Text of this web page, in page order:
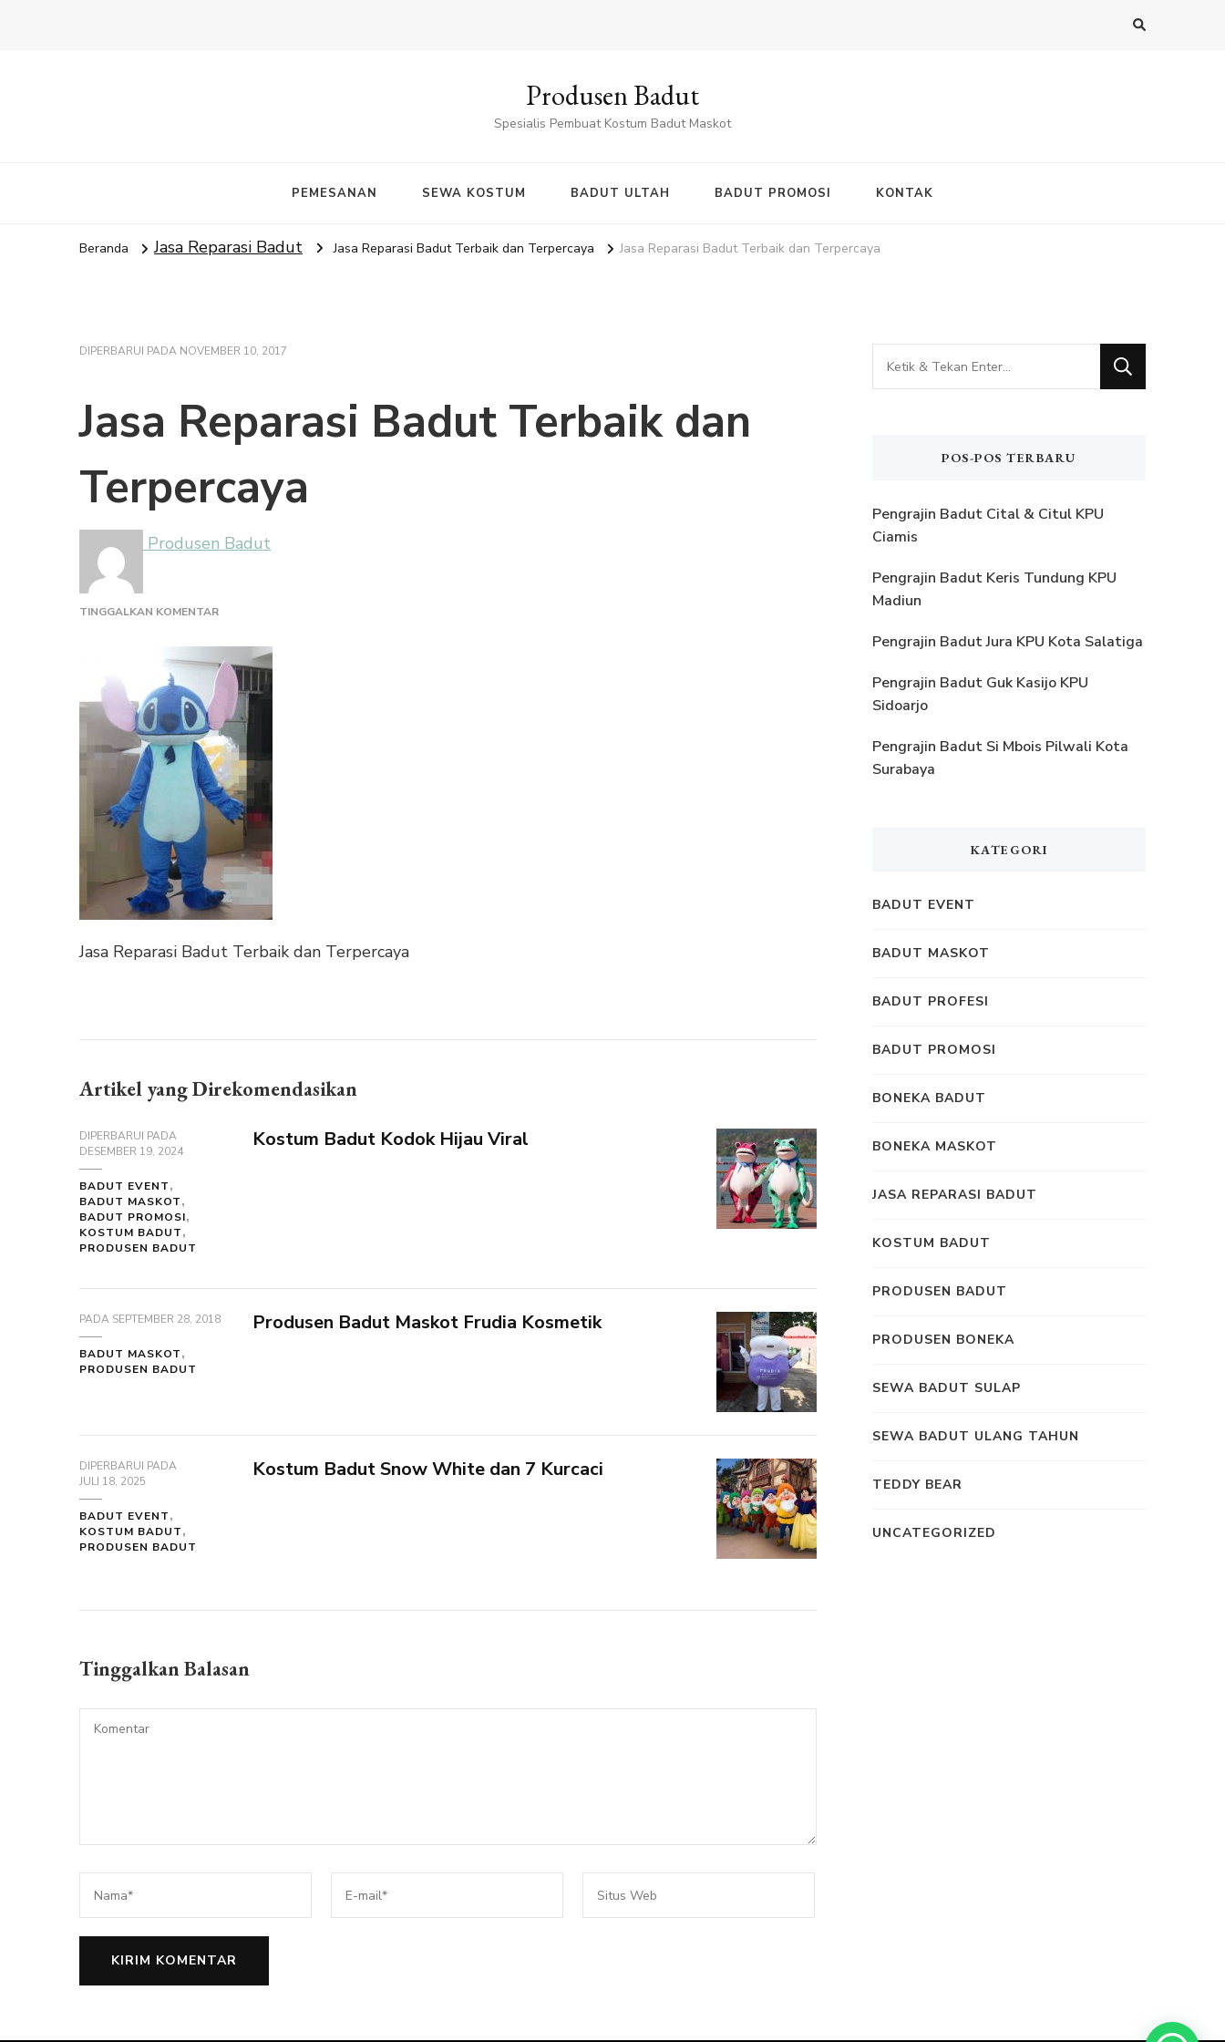
Produsen Badut
Spesialis Pembuat Kostum Badut Maskot
PEMESANAN SEWA KOSTUM BADUT ULTAH BADUT PROMOSI KONTAK
Beranda Jasa Reparasi Badut Jasa Reparasi Badut Terbaik dan Terpercaya Jasa Reparasi Badut Terbaik dan Terpercaya
DIPERBARUI PADA NOVEMBER 10, 2017
Jasa Reparasi Badut Terbaik dan
Terpercaya
Produsen Badut
TINGGALKAN KOMENTARPADA
REPARASI
BADUT
TERBAIK
DAN
TERPERCAYA
Jasa Reparasi Badut Terbaik dan Terpercaya
Artikel yang Direkomendasikan
DIPERBARUI PADA
DESEMBER 19, 2024
BADUT EVENT
BADUT MASKOT
BADUT PROMOSI
KOSTUM BADUT
PRODUSEN BADUT
Kostum Badut Kodok Hijau Viral
PADA SEPTEMBER 28, 2018
BADUT MASKOT
PRODUSEN BADUT
Produsen Badut Maskot Frudia Kosmetik
DIPERBARUI PADA
JULI 18, 2025
BADUT EVENT
KOSTUM BADUT
PRODUSEN BADUT
Kostum Badut Snow White dan 7 Kurcaci
Tinggalkan Balasan
Mencari
Sesuatu?
POS-POS TERBARU
Pengrajin Badut Cital & Citul KPU
Ciamis
Pengrajin Badut Keris Tundung KPU
Madiun
Pengrajin Badut Jura KPU Kota Salatiga
Pengrajin Badut Guk Kasijo KPU
Sidoarjo
Pengrajin Badut Si Mbois Pilwali Kota
Surabaya
KATEGORI
BADUT EVENT
BADUT MASKOT
BADUT PROFESI
BADUT PROMOSI
BONEKA BADUT
BONEKA MASKOT
JASA REPARASI BADUT
KOSTUM BADUT
PRODUSEN BADUT
PRODUSEN BONEKA
SEWA BADUT SULAP
SEWA BADUT ULANG TAHUN
TEDDY BEAR
UNCATEGORIZED